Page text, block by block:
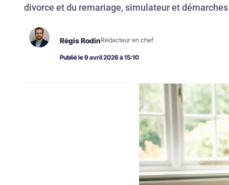
divorce et du remariage, simulateur et
Régis RodinRédacteur en chef
Publié le 9 avril 2026 à 15:10